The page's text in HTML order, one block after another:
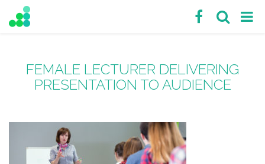
FEMALE LECTURER DELIVERING
PRESENTATION TO AUDIENCE